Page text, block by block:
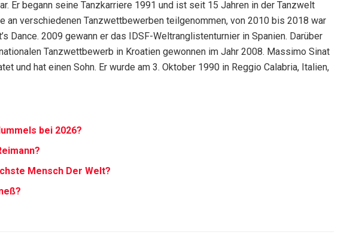
Er begann seine Tanzkarriere 1991 und ist seit 15 Jahren in der Tanzwelt
an verschiedenen Tanzwettbewerben teilgenommen, von 2010 bis 2018 war
Dance. 2009 gewann er das IDSF-Weltranglistenturnier in Spanien. Darüber
Tanzwettbewerb in Kroatien gewonnen im Jahr 2008. Massimo Sinat
und hat einen Sohn. Er wurde am 3. Oktober 1990 in Reggio Calabria, Italien,
bei 2026?
Mensch Der Welt?